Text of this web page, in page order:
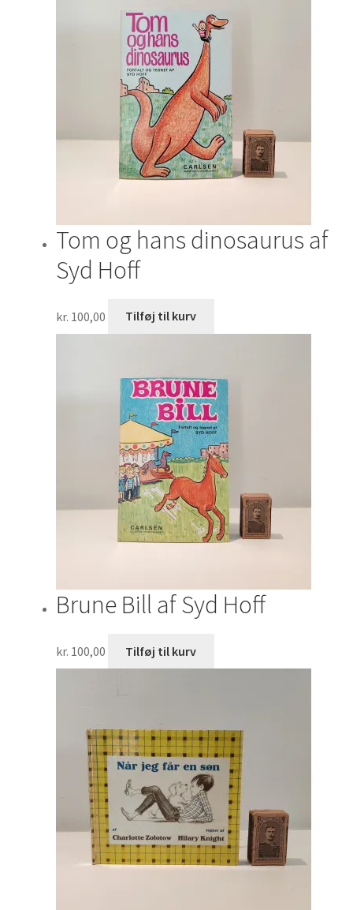
Tom og hans dinosaurus af
Syd Hoff
kr. 100,00 Tilføj til kurv
Brune Bill af Syd Hoff
kr. 100,00 Tilføj til kurv